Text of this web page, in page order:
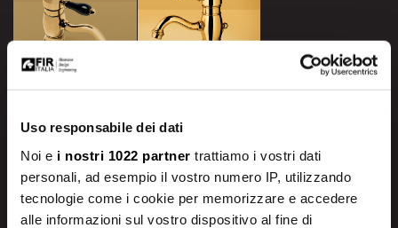
Uso responsabile dei dati
Noi e i nostri 1022 partner trattiamo i vostri dati
personali, ad esempio il vostro numero IP, utilizzando
tecnologie come i cookie per memorizzare e accedere
alle informazioni sul vostro dispositivo al fine di
Deluxe Gold Majestic Gold
Matt Golden
Die matten Ausführungen, in mehreren Versionen, von
Goldgelb bis zu englischem Gold